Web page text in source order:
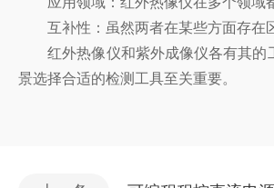
互补性：虽然两者在某些方面存在区
红外热像仪和紫外成像仪各有其的工
景选择合适的检测工具至关重要。